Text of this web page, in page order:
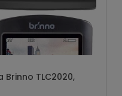
TLC2020,